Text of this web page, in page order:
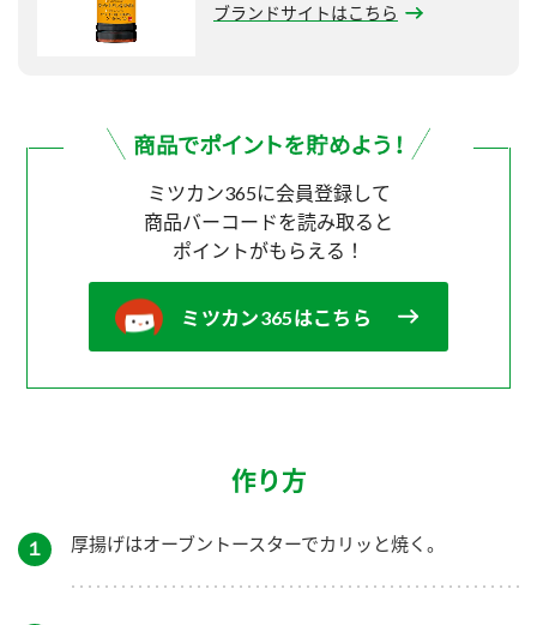
ブランドサイトはこちら
ミツカン365に会員登録して
商品バーコードを読み取ると
ポイントがもらえる！
ミツカン365はこちら
作り方
１ 厚揚げはオーブントースターでカリッと焼く。